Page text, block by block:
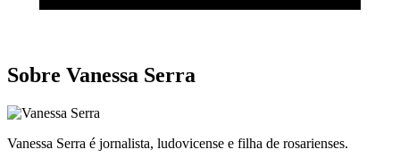
Sobre Vanessa Serra
Vanessa Serra é jornalista, ludovicense e filha de rosarienses.